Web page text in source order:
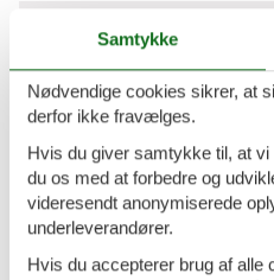
Køkkenudstyr
Tekøkken/blok
Målgruppe
Familien
Samtykke
Nødvendige cookies sikrer, at
derfor ikke fravælges.
Hvis du giver samtykke til, at
du os med at forbedre og
videresendt anonymiserede
underleverandører.
Hvis du accepterer brug af alle